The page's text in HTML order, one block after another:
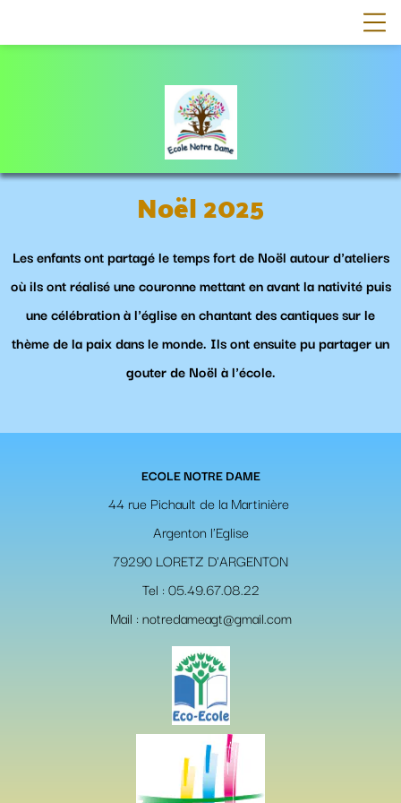
Noël 2025
Les enfants ont partagé le temps fort de Noël autour d'ateliers
où ils ont réalisé une couronne mettant en avant la nativité puis
une célébration à l'église en chantant des cantiques sur le
thème de la paix dans le monde. Ils ont ensuite pu partager un
gouter de Noël à l'école.
ECOLE NOTRE DAME
44 rue Pichault de la Martinière
Argenton l'Eglise
79290 LORETZ D'ARGENTON
Tel : 05.49.67.08.22
Mail : notredameagt@gmail.com